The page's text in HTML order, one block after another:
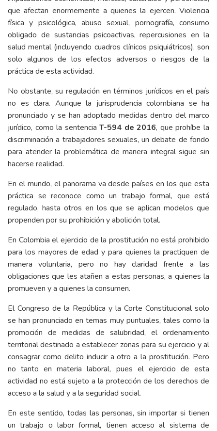
que afectan enormemente a quienes la ejercen. Violencia
física y psicológica, abuso sexual, pornografía, consumo
obligado de sustancias psicoactivas, repercusiones en la
salud mental (incluyendo cuadros clínicos psiquiátricos), son
solo algunos de los efectos adversos o riesgos de la
práctica de esta actividad.
No obstante, su regulación en términos jurídicos en el país
no es clara. Aunque la jurisprudencia colombiana se ha
pronunciado y se han adoptado medidas dentro del marco
jurídico, como la sentenciaT-594 de 2016, que prohíbe la
discriminación a trabajadores sexuales, un debate de fondo
para atender la problemática de manera integral sigue sin
hacerse realidad.
En el mundo, el panorama va desde países en los que esta
práctica se reconoce como un trabajo formal, que está
regulado, hasta otros en los que se aplican modelos que
propenden por su prohibición y abolición total.
En Colombia el ejercicio de la prostitución no está prohibido
para los mayores de edad y para quienes la practiquen de
manera voluntaria, pero no hay claridad frente a las
obligaciones que les atañen a estas personas, a quienes la
promueven y a quienes la consumen.
El Congreso de la República y la Corte Constitucional solo
se han pronunciado en temas muy puntuales, tales como la
promoción de medidas de salubridad, el ordenamiento
territorial destinado a establecer zonas para su ejercicio y al
consagrar como delito inducir a otro a la prostitución. Pero
no tanto en materia laboral, pues el ejercicio de esta
actividad no está sujeto a la protección de los derechos de
acceso a la salud y a la seguridad social.
En este sentido, todas las personas, sin importar si tienen
un trabajo o labor formal, tienen acceso al sistema de